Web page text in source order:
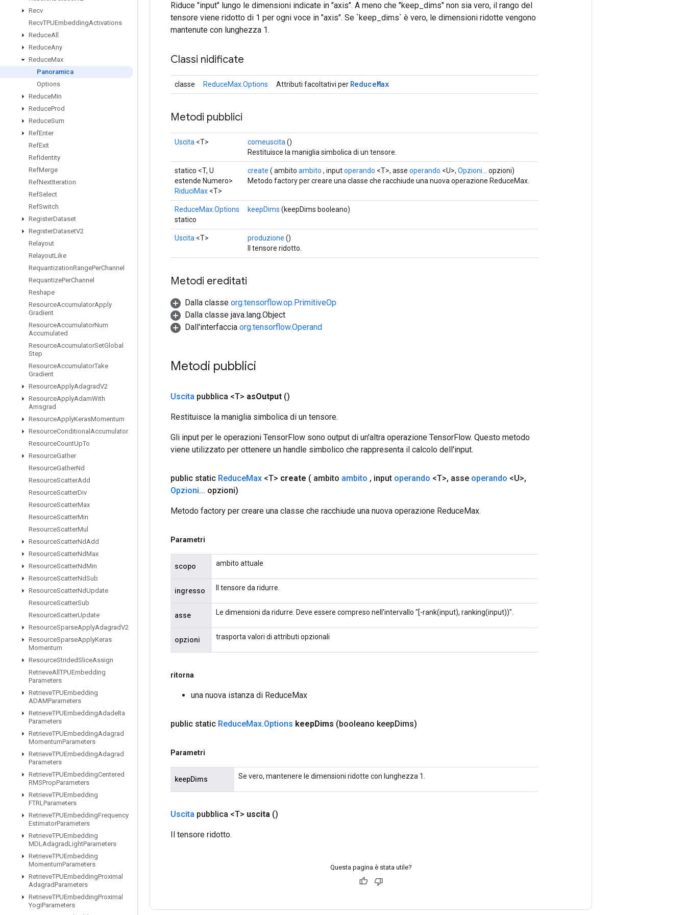
Recv
RecvTPUEmbeddingActivations
ReduceAll
ReduceAny
ReduceMax
Panoramica
Options
ReduceMin
ReduceProd
ReduceSum
RefEnter
RefExit
RefIdentity
RefMerge
RefNextIteration
RefSelect
RefSwitch
RegisterDataset
RegisterDatasetV2
Relayout
RelayoutLike
RequantizationRangePerChannel
RequantizePerChannel
Reshape
ResourceAccumulatorApply
Gradient
ResourceAccumulatorNum
Accumulated
ResourceAccumulatorSetGlobal
Step
ResourceAccumulatorTake
Gradient
ResourceApplyAdagradV2
ResourceApplyAdamWith
Amsgrad
ResourceApplyKerasMomentum
ResourceConditional Accumulator
ResourceCountUpTo
ResourceGather
ResourceGatherNd
ResourceScatterAdd
ResourceScatterDiv
ResourceScatterMax
ResourceScatterMin
ResourceScatterMul
ResourceScatterNdAdd
ResourceScatterNdMax
ResourceScatterNdMin
ResourceScatterNdSub
ResourceScatterNdUpdate
ResourceScatterSub
ResourceScatterUpdate
ResourceSparseApplyAdagradV2
ResourceSparseApplyKeras
Momentum
ResourceStridedSliceAssign
RetrieveAll TPUEmbedding
Parameters
RetrieveTPUEmbedding
ADAMParameters
RetrieveTPUEmbeddingAdadelta
Parameters
RetrieveTPUEmbeddingAdagrad
MomentumParameters
RetrieveTPUEmbeddingAdagrad
Parameters
RetrieveTPUEmbeddingCentered
RMSPropParameters
RetrieveTPUEmbedding
FTRLParameters
RetrieveTPUEmbeddingFrequency
EstimatorParameters
RetrieveTPUEmbedding
MDLAdagradLightParameters
RetrieveTPUEmbedding
MomentumParameters
RetrieveTPUEmbeddingProximal
AdagradParameters
RetrieveTPUEmbeddingProximal
YogiParameters
Riduce "input" lungo le dimensioni indicate in "axis". A meno che "keep_dims" non sia vero, il rango del
tensore viene ridotto di 1 per ogni voce in "axis". Se `keep_dims` è vero, le dimensioni ridotte vengono
mantenute con lunghezza 1.
Classi nidificate
classe ReduceMax.Options Attributi facoltativi per ReduceMax
Metodi pubblici
Uscita <T> comeuscita ()
Restituisce la maniglia simbolica di un tensore.
statico <T, U
estende Numero>
RiduciMax <T>
create ( ambito ambito , inputoperando <T>, asse operando <U>, Opzioni...
opzioni)
Metodo factory per creare una classe che racchiude una nuova operazione ReduceMax.
ReduceMax.Options
statico
keepDims (keepDims booleano)
Uscita <T> produzione ()
Il tensore ridotto.
Metodi ereditati
Dalla classe org.tensorflow.op.PrimitiveOp
Dalla classe java.lang.Object
Dall'interfaccia org.tensorflow.Operand
Metodi pubblici
Uscita pubblica <T> asOutput ()
Restituisce la maniglia simbolica di un tensore.
Gli input per le operazioni TensorFlow sono output di un'altra operazione TensorFlow. Questo metodo
viene utilizzato per ottenere un handle simbolico che rappresenta il calcolo dell'input.
public static ReduceMax <T> create ( ambito ambito , input operando <T>, asse operando <U>,
Opzioni... opzioni)
Metodo factory per creare una classe che racchiude una nuova operazione ReduceMax.
Parametri
scopo ambito attuale
ingresso Il tensore da ridurre.
asse Le dimensioni da ridurre. Deve essere compreso nell'intervallo "[-rank(input), ranking(input))".
opzioni trasporta valori di attributi opzionali
ritorna
una nuova istanza di ReduceMax
public static ReduceMax.Options keepDims (booleano keepDims)
Parametri
keepDims Se vero, mantenere le dimensioni ridotte con lunghezza 1.
Uscita pubblica <T> uscita ()
Il tensore ridotto.
Questa pagina è stata utile?